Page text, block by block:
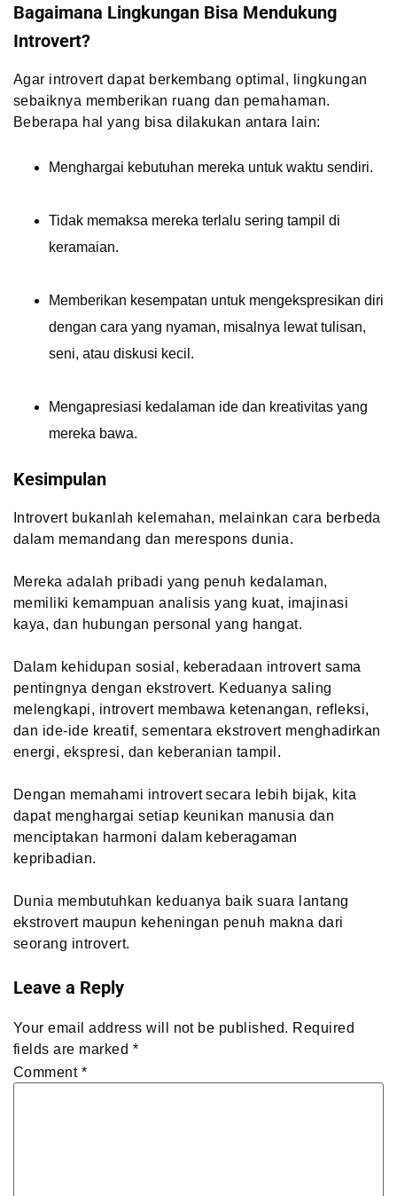
Bagaimana Lingkungan Bisa Mendukung
Introvert?
Agar introvert dapat berkembang optimal, lingkungan
sebaiknya memberikan ruang dan pemahaman.
Beberapa hal yang bisa dilakukan antara lain:
Menghargai kebutuhan mereka untuk waktu sendiri.
Tidak memaksa mereka terlalu sering tampil di
keramaian.
Memberikan kesempatan untuk mengekspresikan diri
dengan cara yang nyaman, misalnya lewat tulisan,
seni, atau diskusi kecil.
Mengapresiasi kedalaman ide dan kreativitas yang
mereka bawa.
Kesimpulan
Introvert bukanlah kelemahan, melainkan cara berbeda
dalam memandang dan merespons dunia.
Mereka adalah pribadi yang penuh kedalaman,
memiliki kemampuan analisis yang kuat, imajinasi
kaya, dan hubungan personal yang hangat.
Dalam kehidupan sosial, keberadaan introvert sama
pentingnya dengan ekstrovert. Keduanya saling
melengkapi, introvert membawa ketenangan, refleksi,
dan ide-ide kreatif, sementara ekstrovert menghadirkan
energi, ekspresi, dan keberanian tampil.
Dengan memahami introvert secara lebih bijak, kita
dapat menghargai setiap keunikan manusia dan
menciptakan harmoni dalam keberagaman
kepribadian.
Dunia membutuhkan keduanya baik suara lantang
ekstrovert maupun keheningan penuh makna dari
seorang introvert.
Leave a Reply
Your email address will not be published. Required
fields are marked *
Comment *